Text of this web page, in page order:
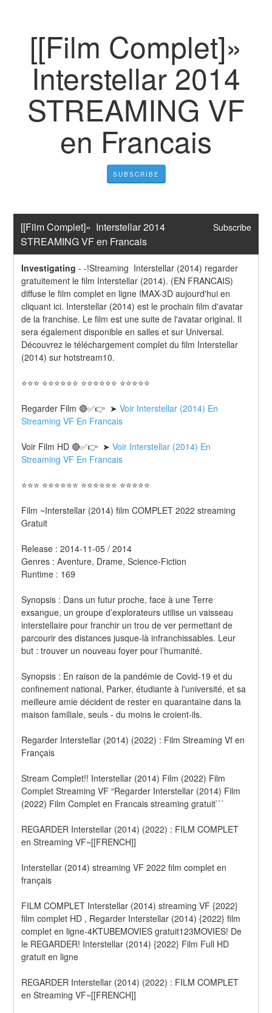
[[Film Complet]»
Interstellar 2014
STREAMING VF
en Francais
SUBSCRIBE
[[Film Complet]»  Interstellar 2014
STREAMING VF en Francais
Subscribe
Investigating --!Streaming  Interstellar (2014) regarder
gratuitement le film Interstellar (2014). (EN FRANCAIS)
diffuse le film complet en ligne IMAX-3D aujourd'hui en
cliquant ici. Interstellar (2014) est le prochain film d'avatar
de la franchise. Le film est une suite de l'avatar original. Il
sera également disponible en salles et sur Universal.
Découvrez le téléchargement complet du film Interstellar
(2014) sur hotstream10.
⭐⭐⭐ ⭐⭐⭐⭐⭐⭐ ⭐⭐⭐⭐⭐⭐ ⭐⭐⭐⭐⭐
Regarder Film 🔴✅👉  ➤ Voir Interstellar (2014) En
Streaming VF En Francais
Voir Film HD 🔴✅👉  ➤ Voir Interstellar (2014) En
Streaming VF En Francais
⭐⭐⭐ ⭐⭐⭐⭐⭐⭐ ⭐⭐⭐⭐⭐⭐ ⭐⭐⭐⭐⭐
Film ~Interstellar (2014) film COMPLET 2022 streaming
Gratuit
Release : 2014-11-05 / 2014
Genres : Aventure, Drame, Science-Fiction
Runtime : 169
Synopsis : Dans un futur proche, face à une Terre
exsangue, un groupe d’explorateurs utilise un vaisseau
interstellaire pour franchir un trou de ver permettant de
parcourir des distances jusque‐là infranchissables. Leur
but : trouver un nouveau foyer pour l’humanité.
Synopsis : En raison de la pandémie de Covid-19 et du
confinement national, Parker, étudiante à l'université, et sa
meilleure amie décident de rester en quarantaine dans la
maison familiale, seuls - du moins le croient-ils.
Regarder Interstellar (2014) (2022) : Film Streaming Vf en
Français
Stream Complet!! Interstellar (2014) Film (2022) Film
Complet Streaming VF “Regarder Interstellar (2014) Film
(2022) Film Complet en Francais streaming gratuit```
REGARDER Interstellar (2014) (2022) : FILM COMPLET
en Streaming VF~[[FRENCH]]
Interstellar (2014) streaming VF 2022 film complet en
français
FILM COMPLET Interstellar (2014) streaming VF {2022}
film complet HD , Regarder Interstellar (2014) {2022} film
complet en ligne-4KTUBEMOVIES gratuit123MOVIES! De
le REGARDER! Interstellar (2014) {2022} Film Full HD
gratuit en ligne
REGARDER Interstellar (2014) (2022) : FILM COMPLET
en Streaming VF~[[FRENCH]]